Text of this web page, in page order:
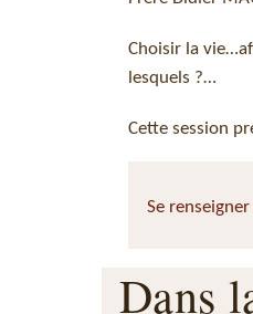
Choisir la
lesquels ?…
Cette session
Se
Dans